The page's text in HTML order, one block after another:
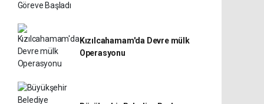
Kızılcahamam'da Devre mülk
Operasyonu